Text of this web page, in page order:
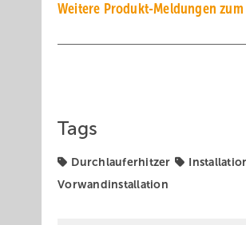
Weitere Produkt-Meldungen
Tags
Durchlauferhitzer
Vorwandinstallation